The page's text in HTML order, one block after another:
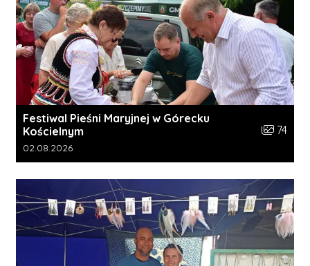
Festiwal Pieśni Maryjnej w Górecku
Kościelnym
Liczba
74
Data dodania galerii:
02.08.2026